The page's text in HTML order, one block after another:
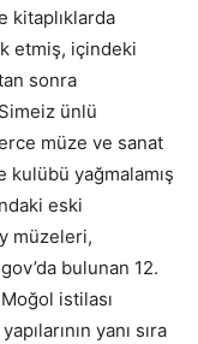
kitaplıklarda
etmiş, içindeki
sonra
ünlü
müze ve sanat
yağmalamış
eski
müzeleri,
bulunan 12.
istilası
yanı sıra